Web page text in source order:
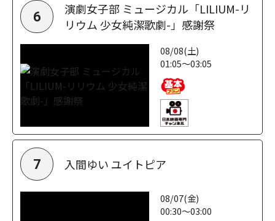
6
演劇女子部 ミュージカル「LILIUM-リ
リウム 少女純潔歌劇-」感謝祭
08/08(土)
01:05～03:05
7 入間ゆい ユイトピア
08/07(金)
00:30～03:00